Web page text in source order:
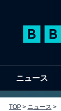
ニュース
TOP > ニュース >